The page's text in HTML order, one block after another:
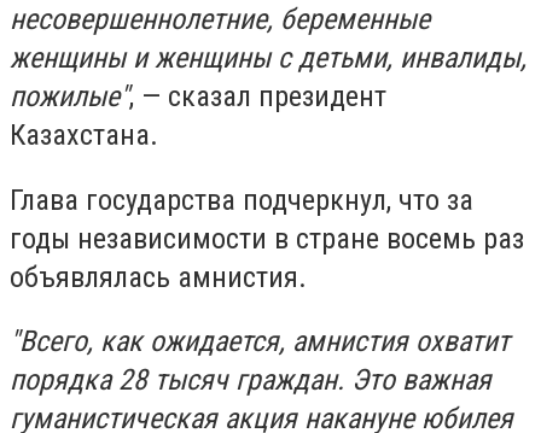
несовершеннолетние, беременные
женщины и женщины с детьми, инвалиды,
пожилые", — сказал президент
Казахстана.
Глава государства подчеркнул, что за
годы независимости в стране восемь раз
объявлялась амнистия.
"Всего, как ожидается, амнистия охватит
порядка 28 тысяч граждан. Это важная
гуманистическая акция накануне юбилея